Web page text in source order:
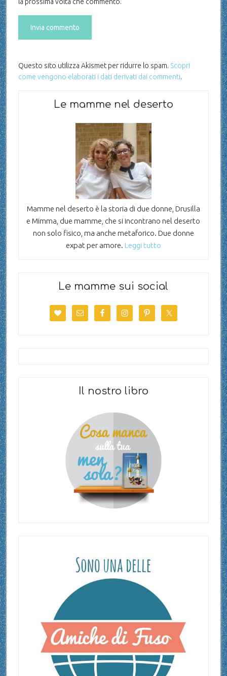
Questo sito utilizza Akismet per ridurre lo spam. Scopri
come vengono elaborati i dati derivati dai commenti.
Le mamme nel deserto
Mamme nel deserto è la storia di due donne, Drusilla
e Mimma, due mamme, che si incontrano nel deserto
non solo fisico, ma anche metaforico. Due donne
expat per amore. Leggi tutto
Le mamme sui social
Il nostro libro